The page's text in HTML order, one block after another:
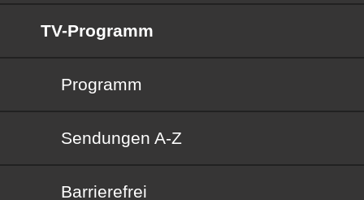
TV-Programm
Programm
Sendungen von A bis Z
Sendungen A-Z
Barrierefrei
Barrierefrei